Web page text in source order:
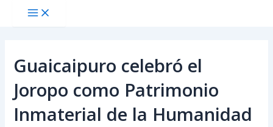
Guaicaipuro celebró el
Joropo como Patrimonio
Inmaterial de la Humanidad